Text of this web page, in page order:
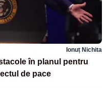
Ionuț Nichita
în planul pentru
de pace